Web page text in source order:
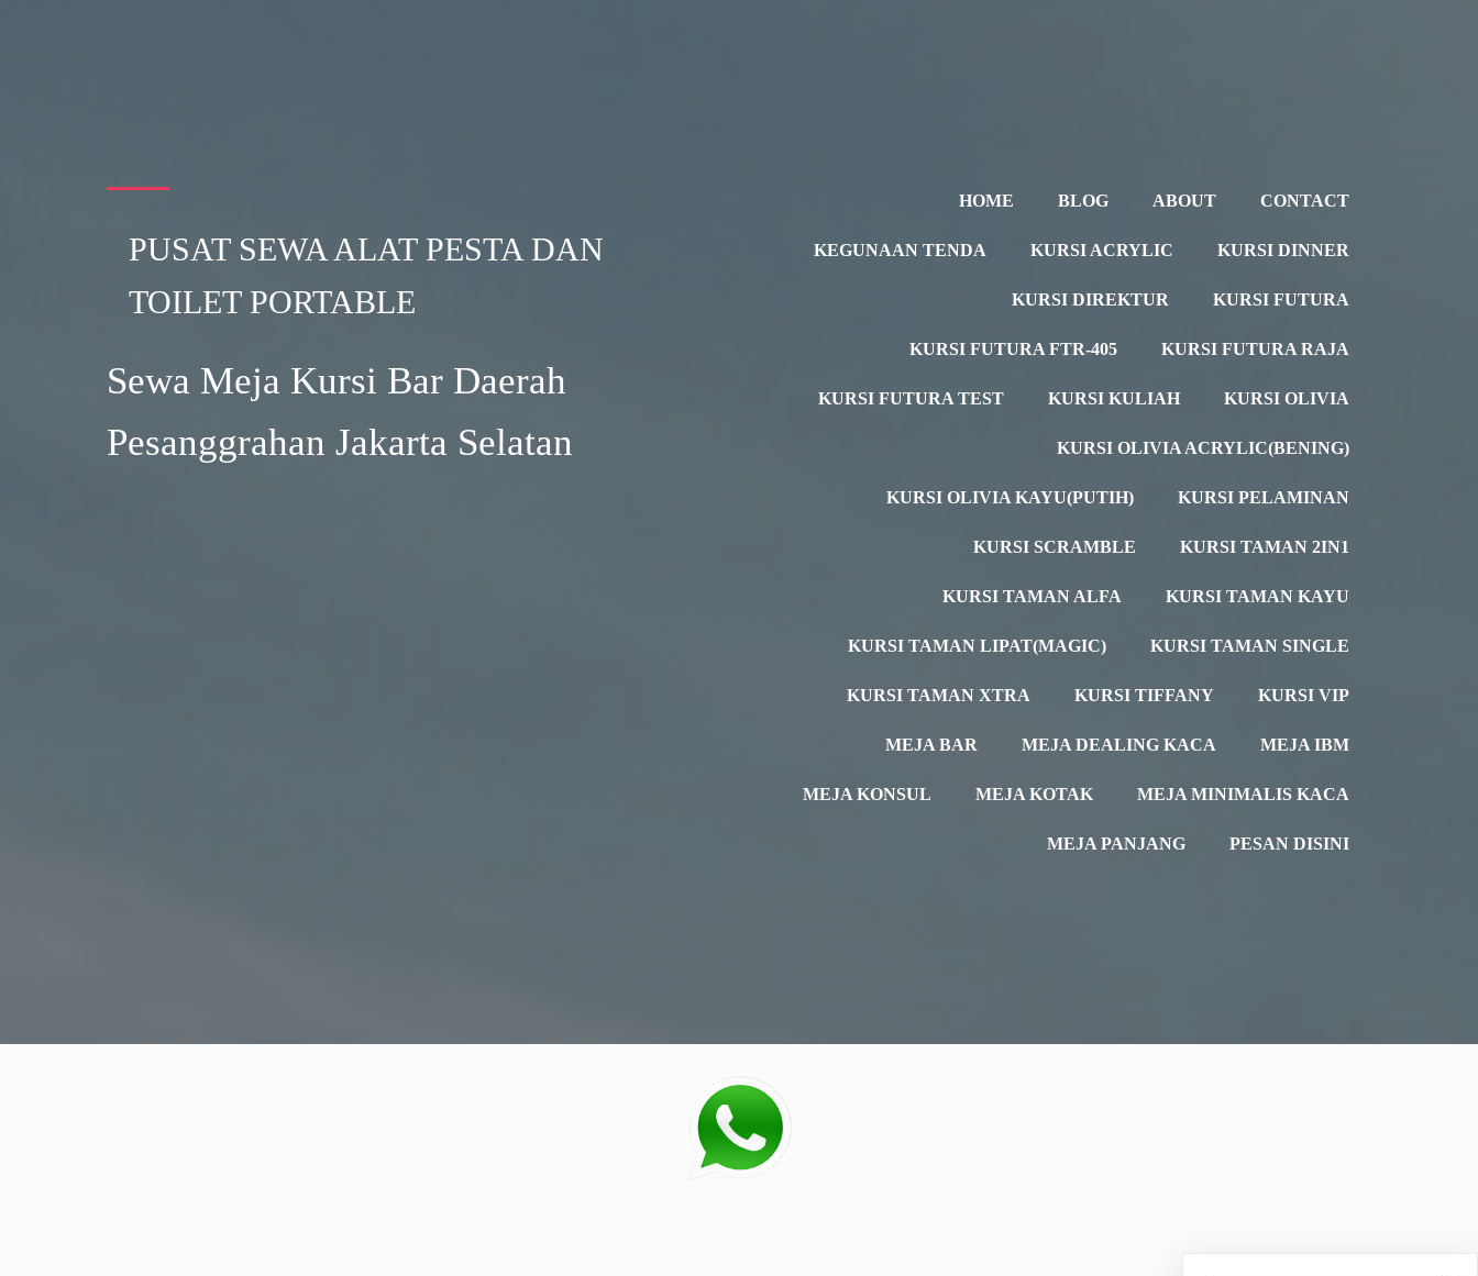
PUSAT SEWA ALAT PESTA DAN
TOILET PORTABLE
Sewa Meja Kursi Bar Daerah
Pesanggrahan Jakarta Selatan
HOME BLOG ABOUT CONTACT
KEGUNAAN TENDA KURSI ACRYLIC KURSI DINNER
KURSI DIREKTUR KURSI FUTURA
KURSI FUTURA FTR-405 KURSI FUTURA RAJA
KURSI FUTURA TEST KURSI KULIAH KURSI OLIVIA
KURSI OLIVIA ACRYLIC(BENING)
KURSI OLIVIA KAYU(PUTIH) KURSI PELAMINAN
KURSI SCRAMBLE KURSI TAMAN 2IN1
KURSI TAMAN ALFA KURSI TAMAN KAYU
KURSI TAMAN LIPAT(MAGIC) KURSI TAMAN SINGLE
KURSI TAMAN XTRA KURSI TIFFANY KURSI VIP
MEJA BAR MEJA DEALING KACA MEJA IBM
MEJA KONSUL MEJA KOTAK MEJA MINIMALIS KACA
MEJA PANJANG PESAN DISINI